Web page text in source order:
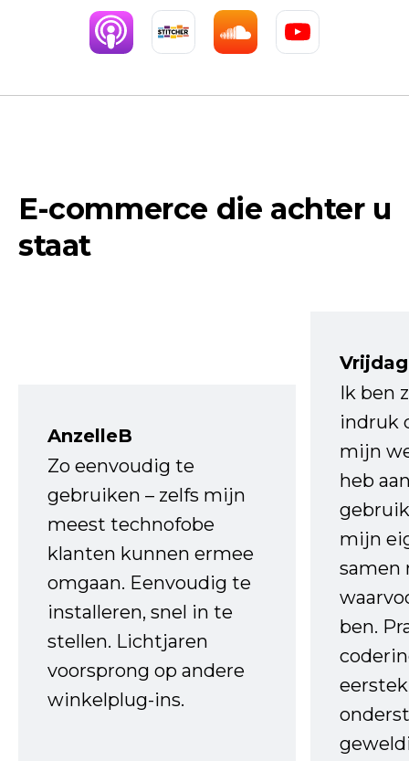
E-commerce die achter u
staat
AnzelleB
Zo eenvoudig te
gebruiken – zelfs mijn
meest technofobe
klanten kunnen ermee
omgaan. Eenvoudig te
installeren, snel in te
stellen. Lichtjaren
voorsprong op andere
winkelplug-ins.
Ik ben
indruk
mijn
heb
mijn
samen
ben.